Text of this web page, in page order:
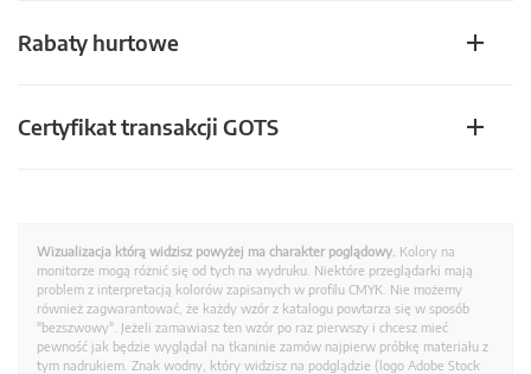
Rabaty hurtowe
Certyfikat transakcji GOTS
Wizualizacja którą widzisz powyżej ma charakter poglądowy. Kolory na
monitorze mogą różnić się od tych na wydruku. Niektóre przeglądarki mają
problem z interpretacją kolorów zapisanych w profilu CMYK. Nie możemy
również zagwarantować, że każdy wzór z katalogu powtarza się w sposób
"bezszwowy". Jeżeli zamawiasz ten wzór po raz pierwszy i chcesz mieć
pewność jak będzie wyglądał na tkaninie zamów najpierw próbkę materiału z
tym nadrukiem. Znak wodny, który widzisz na podglądzie (logo Adobe Stock